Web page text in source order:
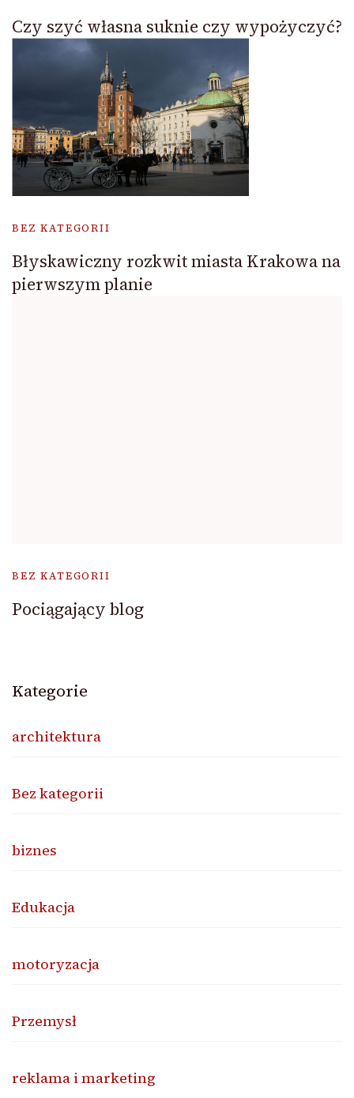
Czy szyć własna suknie czy wypożyczyć?
BEZ KATEGORII
Błyskawiczny rozkwit miasta Krakowa na
pierwszym planie
BEZ KATEGORII
Pociągający blog
Kategorie
architektura
Bez kategorii
biznes
Edukacja
motoryzacja
Przemysł
reklama i marketing